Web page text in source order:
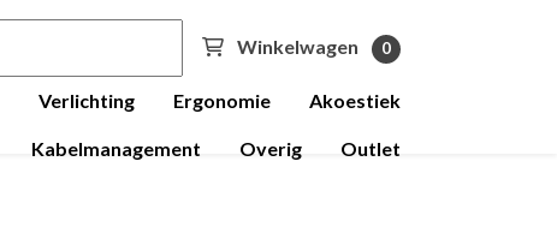
Winkelwagen 0
Verlichting Ergonomie Akoestiek
Kabelmanagement Overig Outlet